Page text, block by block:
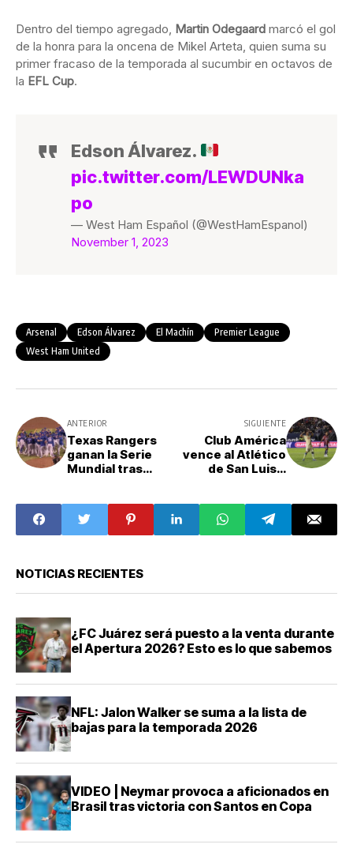
Dentro del tiempo agregado, Martin Odegaard marcó el gol
de la honra para la oncena de Mikel Arteta, quien suma su
primer fracaso de la temporada al sucumbir en octavos de
la EFL Cup.
Edson Álvarez.
pic.twitter.com/LEWDUNka
po
— West Ham Español (@WestHamEspanol)
November 1, 2023
Arsenal Edson Álvarez El Machín
Premier League
West Ham United
ANTERIOR
Texas Rangers
ganan la Serie
Mundial tras
Diamondbacks 5-
SIGUIENTE
Club América
vence al Atlético
de San Luis y
2023
NOTICIAS RECIENTES
¿FC Juárez será puesto a la venta durante
el Apertura 2026? Esto es lo que sabemos
NFL: Jalon Walker se suma a la lista de
bajas para la temporada 2026
VIDEO | Neymar provoca a aficionados en
Brasil tras victoria con Santos en Copa